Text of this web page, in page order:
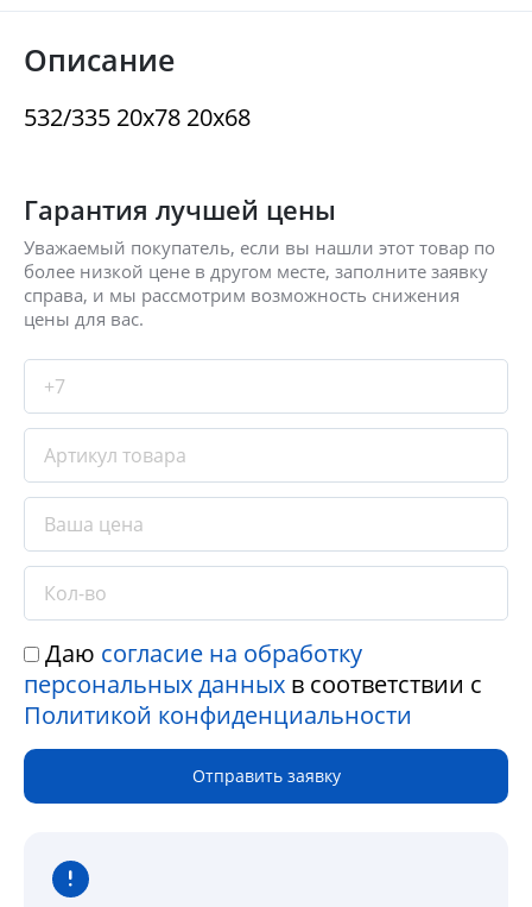
Описание
532/335 20x78 20x68
Гарантия лучшей цены
Уважаемый покупатель, если вы нашли этот товар по
более низкой цене в другом месте, заполните заявку
справа, и мы рассмотрим возможность снижения
цены для вас.
Даю согласие на обработку
персональных данных в соответствии с
Политикой конфиденциальности
Отправить заявку